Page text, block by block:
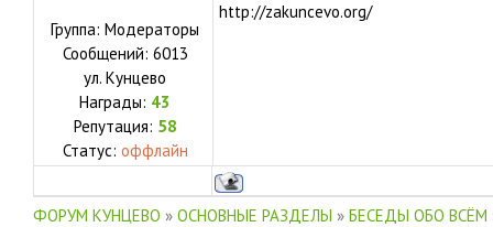
Группа: Модераторы
Сообщений: 6013
ул. Кунцево
Награды: 43
Репутация: 58
Статус: оффлайн
http://zakuncevo.org/
ФОРУМ КУНЦЕВО » ОСНОВНЫЕ РАЗДЕЛЫ » БЕСЕДЫ ОБО ВСЁМ